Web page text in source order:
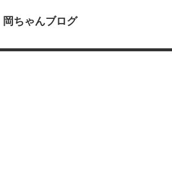
岡ちゃんブログ